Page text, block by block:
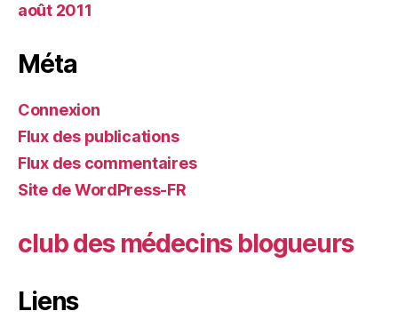
août 2011
Méta
Connexion
Flux des publications
Flux des commentaires
Site de WordPress-FR
club des médecins blogueurs
Liens